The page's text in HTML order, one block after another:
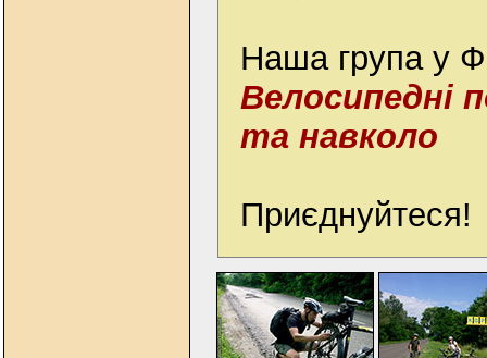
Наша група у
Велосипедні
та навколо
Приєднуйтеся!